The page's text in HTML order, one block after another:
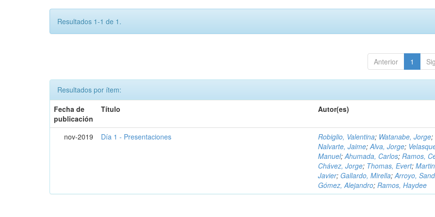
Resultados 1-1 de 1.
Anterior 1
Resultados por ítem:
Fecha de
publicación
Título Autor(es)
nov-2019 Día 1 - Presentaciones Robiglio, Valentina; Watanabe, Jorge;
Nalvarte, Jaime;Alva, Jorge;
Manuel;Ahumada, Carlos;Ramos,
Chávez, Jorge; Thomas, Evert;
Javier; Gallardo, Mirella;Arroyo,
Gómez, Alejandro;Ramos, Haydee